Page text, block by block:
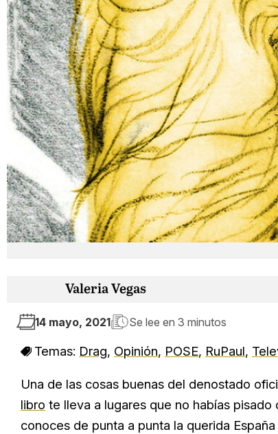
Valeria Vegas
14 mayo, 2021 Se lee en 3 minutos
Temas: Drag, Opinión, POSE, RuPaul,
Una de las cosas buenas del denostado
libro te lleva a lugares que no habías
conoces de punta a punta la querida